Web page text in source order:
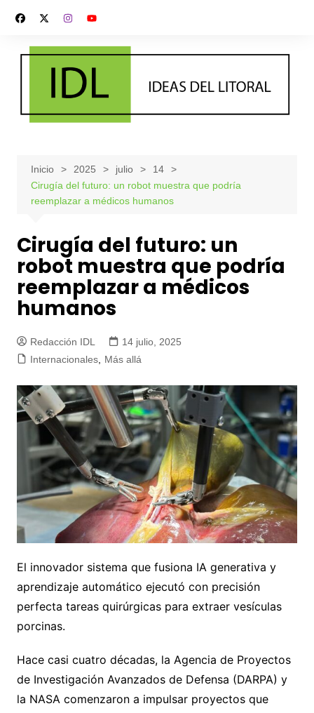
contenido
Inicio 2025 julio
14
Cirugía del futuro: un robot muestra que podría
reemplazar a médicos humanos
Cirugía del futuro: un
robot muestra que podría
reemplazar a médicos
humanos
Redacción IDL
14 julio, 2025
Internacionales, Más allá
El innovador sistema que fusiona IA generativa y
aprendizaje automático ejecutó con precisión
perfecta tareas quirúrgicas para extraer vesículas
porcinas.
Hace casi cuatro décadas, la Agencia de Proyectos
de Investigación Avanzados de Defensa (DARPA) y
la NASA comenzaron a impulsar proyectos que